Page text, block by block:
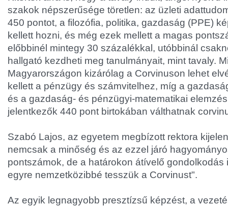
szakok népszerűsége töretlen: az üzleti
450 pontot, a filozófia, politika, gazdaság (PPE)
kellett hozni, és még ezek mellett a magas
előbbinél mintegy 30 százalékkal, utóbbinál
hallgató kezdheti meg tanulmányait, mint tavaly.
Magyarországon kizárólag a Corvinuson lehet
kellett a pénzügy és számvitelhez, míg a
és a gazdaság- és pénzügyi-matematikai
jelentkezők 440 pont birtokában válthatnak
Szabó Lajos, az egyetem megbízott rektora
nemcsak a minőség és az ezzel járó
pontszámok, de a határokon átívelő gondolkodás
egyre nemzetközibbé tesszük a Corvinust".
Az egyik legnagyobb presztízsű képzést, a